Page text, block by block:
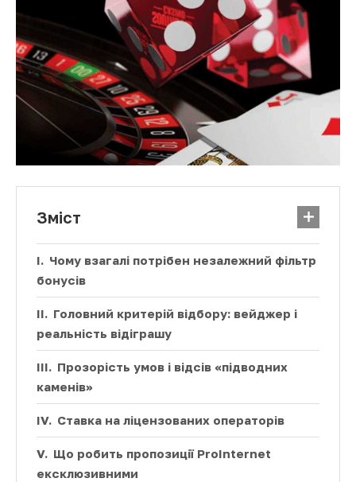
Зміст
Чому взагалі потрібен незалежний фільтр
бонусів
Головний критерій відбору: вейджер і
реальність відіграшу
Прозорість умов і відсів «підводних
каменів»
Ставка на ліцензованих операторів
Що робить пропозиції ProInternet
ексклюзивними